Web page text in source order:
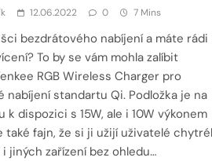
12.06.2022 0 7 Mins
bezdrátového nabíjení a máte rádi
To by se vám mohla zalíbit
RGB Wireless Charger pro
nabíjení standartu Qi. Podložka je na
k dispozici s 15W, ale i 10W výkonem
také fajn, že si ji užijí uživatelé
i jiných zařízení bez ohledu…